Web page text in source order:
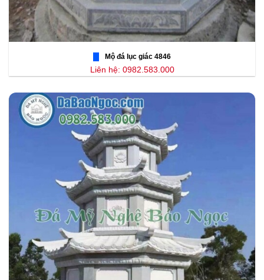
Mộ đá lục giác 4846
Liên hệ: 0982.583.000